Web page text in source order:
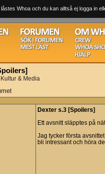
Whoa och du kan alltså ej logga in
& Media
Dexter s.3 [Spoilers]
Ett avsnitt släpptes på
Jag tycker första
bli intressant och höra